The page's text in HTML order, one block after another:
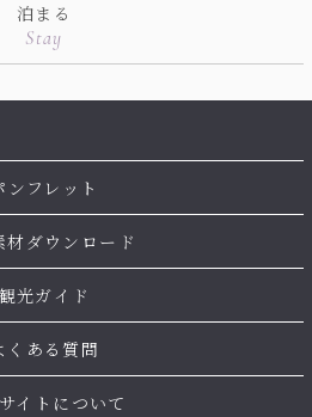
泊まる
Stay
ンフレット
材ダウンロード
観光ガイド
くある質問
イトについて